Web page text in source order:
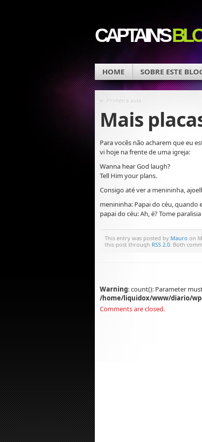
CAPTAIN'S
HOME SOBRE ESTE
« Primeira aula
Mais
Para vocês não acharem que eu
vi hoje na frente de uma igreja:
Wanna hear God laugh?
Tell Him your plans.
Consigo até ver a menininha,
menininha: Papai do céu, quando
papai do céu: Ah, é? Tome
This entry was posted by Mauro on
this post through RSS 2.0. Both
Warning: count(): Parameter
/home/liquidox/www/diario/
Comments are closed.